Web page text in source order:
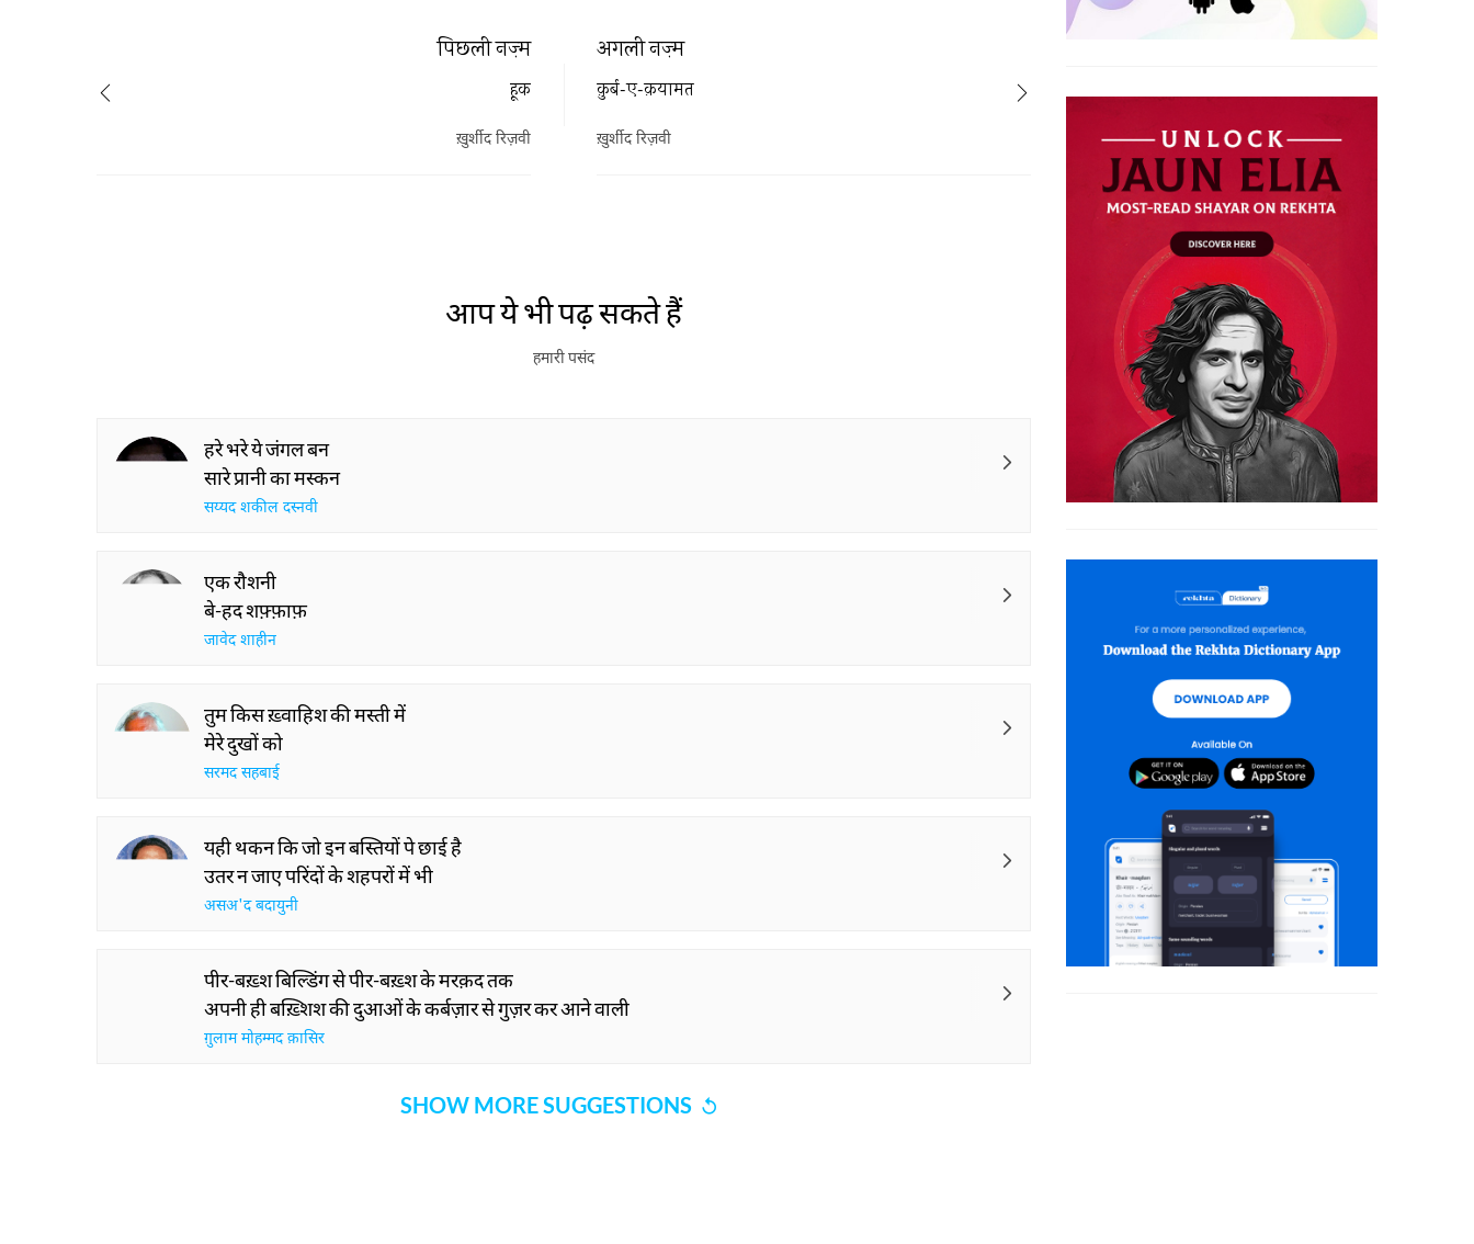
अगली नज़्म
क़ुर्ब-ए-क़यामत
ख़ुर्शीद रिज़वी
पिछली नज़्म
हूक
ख़ुर्शीद रिज़वी
आप ये भी पढ़ सकते हैं
हमारी पसंद
हरे भरे ये जंगल बन
सारे प्रानी का मस्कन
सय्यद शकील दस्नवी
एक रौशनी
बे-हद शफ़्फ़ाफ़
जावेद शाहीन
तुम किस ख़्वाहिश की मस्ती में
मेरे दुखों को
सरमद सहबाई
यही थकन कि जो इन बस्तियों पे छाई है
उतर न जाए परिंदों के शहपरों में भी
असअ'द बदायुनी
पीर-बख़्श बिल्डिंग से पीर-बख़्श के मरक़द तक
अपनी ही बख़्शिश की दुआओं के कर्बज़ार से गुज़र कर आने वाली
ग़ुलाम मोहम्मद क़ासिर
SHOW MORE SUGGESTIONS